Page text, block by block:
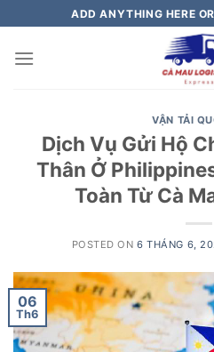
to
content
ADD ANYTHING HERE
VẬN TẢI
Dịch Vụ Gửi Hộ
Thân Ở
Toàn Từ Cà
POSTED ON6 THÁNG 6,
06
Th6